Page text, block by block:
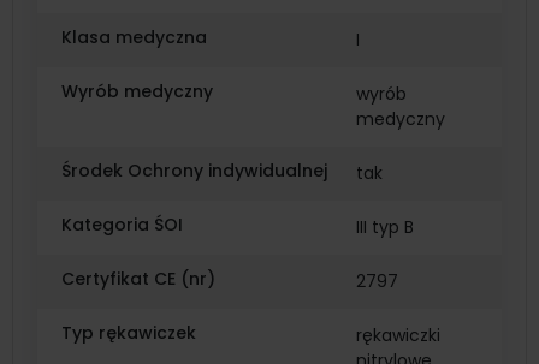
Klasa medyczna I
Wyrób medyczny
wyrób
medyczny
Środek Ochrony indywidualnej tak
Kategoria ŚOI III typ B
Certyfikat CE (nr) 2797
Typ rękawiczek
rękawiczki